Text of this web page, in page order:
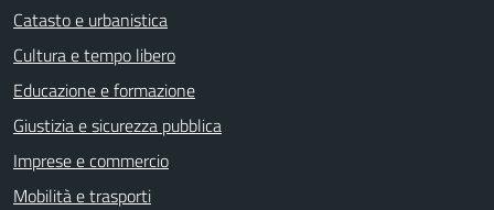
Catasto e urbanistica
Cultura e tempo libero
Educazione e formazione
Giustizia e sicurezza pubblica
Imprese e commercio
Mobilità e trasporti